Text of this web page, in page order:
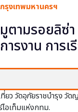
กรุงเทพมหานครฯ
มูตามรอยลิซ่
การงาน การเ